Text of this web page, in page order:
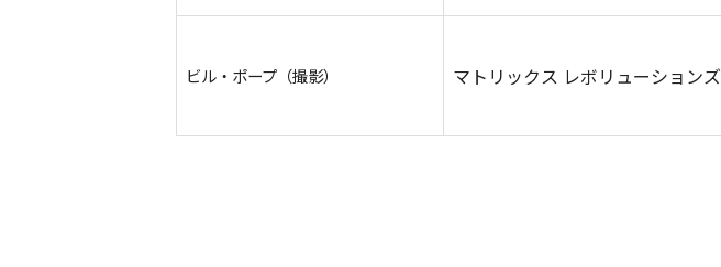
ビル・ポープ（撮影） マトリックス レボリューションズ